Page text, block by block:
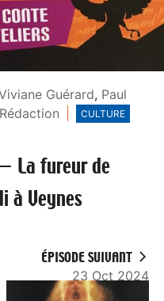
Guérard, Paul
CULTURE
— La fureur de
à Veynes
ÉPISODE SUIVANT
23 Oct 2024